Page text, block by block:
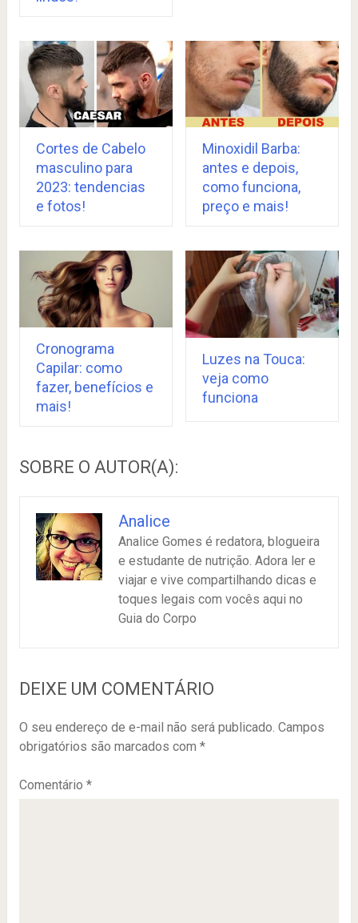
Cortes de Cabelo
masculino para
2023: tendencias
e fotos!
Minoxidil Barba:
antes e depois,
como funciona,
preço e mais!
Cronograma
Capilar: como
fazer, benefícios e
mais!
Luzes na Touca:
veja como
funciona
SOBRE O AUTOR(A):
Analice
Analice Gomes é redatora, blogueira
e estudante de nutrição. Adora ler e
viajar e vive compartilhando dicas e
toques legais com vocês aqui no
Guia do Corpo
DEIXE UM COMENTÁRIO
O seu endereço de e-mail não será publicado. Campos
obrigatórios são marcados com *
Comentário *